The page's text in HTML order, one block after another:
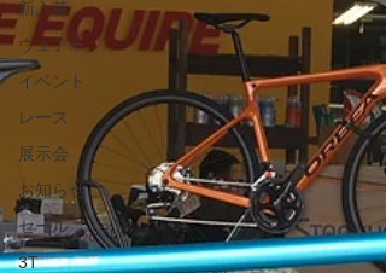
新入荷
ウェアー
イベント
レース
展示会
お知らせ
セール
3T